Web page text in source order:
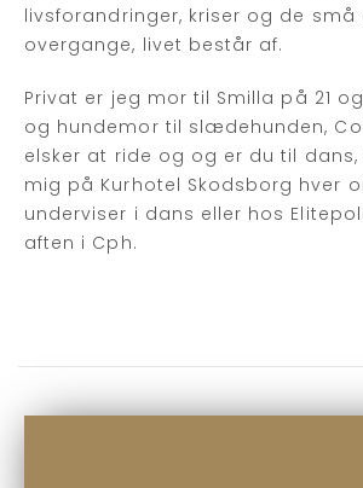
livsforandringer, kriser og de små
overgange, livet består af.
Privat er jeg mor til Smilla på 21
og hundemor til slædehunden,
elsker at ride og og er du til dans,
mig på Kurhotel Skodsborg hver
underviser i dans eller hos
aften i Cph.